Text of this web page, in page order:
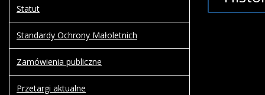
Statut
Standardy Ochrony Małoletnich
Zamówienia publiczne
Przetargi aktualne